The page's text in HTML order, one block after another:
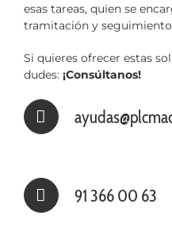
esas tareas, quien se
tramitación y seguimiento
Si quieres ofrecer estas
dudes: ¡Consúltanos!
91 366 00 63